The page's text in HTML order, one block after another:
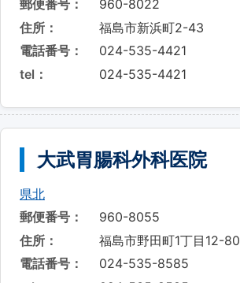
郵便番号：
960-8022
住所：
福島市新浜町2-43
電話番号：
024-535-4421
tel：
024-535-4421
大武胃腸科外科医院
県北
郵便番号：
960-8055
住所：
福島市野田町1丁目12-80
電話番号：
024-535-8585